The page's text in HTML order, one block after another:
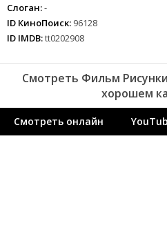
Слоган:-
ID КиноПоиск: 96128
ID IMDB:tt0202908
Смотреть Фильм
хорошем
Смотреть онлайн